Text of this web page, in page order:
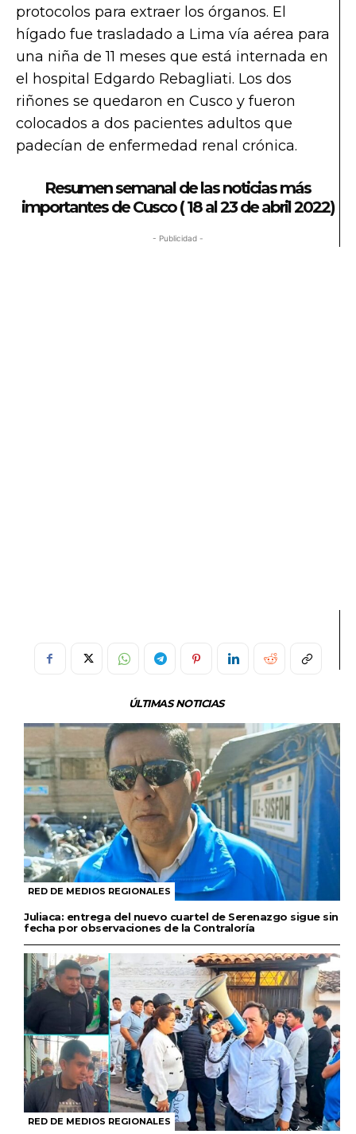
protocolos para extraer los órganos. El
hígado fue trasladado a Lima vía aérea para
una niña de 11 meses que está internada en
el hospital Edgardo Rebagliati. Los dos
riñones se quedaron en Cusco y fueron
colocados a dos pacientes adultos que
padecían de enfermedad renal crónica.
Resumen semanal de las noticias más
importantes de Cusco ( 18 al 23 de abril 2022)
- Publicidad -
ÚLTIMAS NOTICIAS
RED DE MEDIOS REGIONALES
Juliaca: entrega del nuevo cuartel de Serenazgo sigue sin
fecha por observaciones de la Contraloría
RED DE MEDIOS REGIONALES